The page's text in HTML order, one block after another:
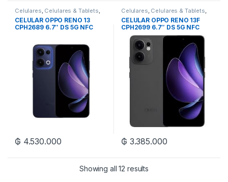
Celulares, Celulares & Tablets,
Oppo
CELULAR OPPO RENO 13
CPH2689 6.7″ DS 5G NFC
₲ 4.530.000
Celulares, Celulares & Tablets,
Oppo
CELULAR OPPO RENO 13F
CPH2699 6.7″ DS 5G NFC
12/256GB
₲ 3.385.000
Showing all 12 results